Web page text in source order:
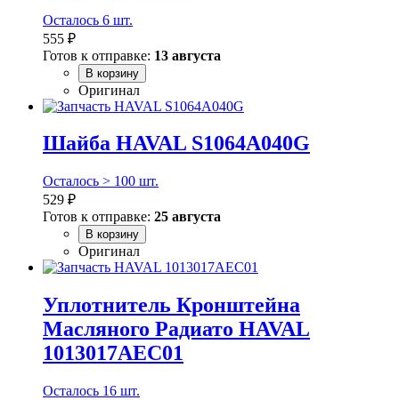
Осталось 6 шт.
555 ₽
Готов к отправке: 13 августа
В корзину
Оригинал
Шайба HAVAL S1064A040G
Осталось > 100 шт.
529 ₽
Готов к отправке: 25 августа
В корзину
Оригинал
Уплотнитель Кронштейна
Масляного Радиато HAVAL
1013017AEC01
Осталось 16 шт.